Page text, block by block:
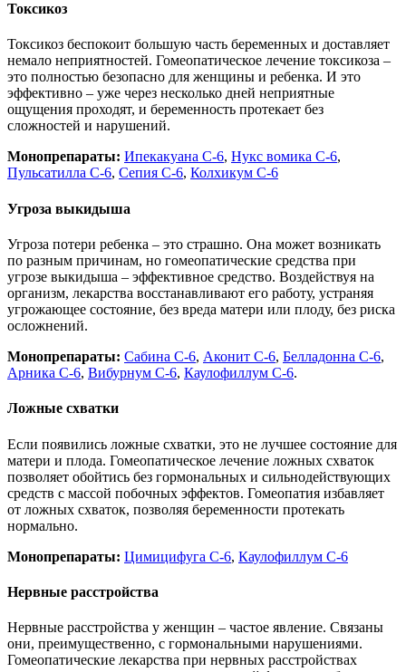
Токсикоз
Токсикоз беспокоит большую часть беременных и доставляет
немало неприятностей. Гомеопатическое лечение токсикоза –
это полностью безопасно для женщины и ребенка. И это
эффективно – уже через несколько дней неприятные
ощущения проходят, и беременность протекает без
сложностей и нарушений.
Монопрепараты: Ипекакуана С-6, Нукс вомика С-6,
Пульсатилла С-6, Сепия С-6, Колхикум С-6
Угроза выкидыша
Угроза потери ребенка – это страшно. Она может возникать
по разным причинам, но гомеопатические средства при
угрозе выкидыша – эффективное средство. Воздействуя на
организм, лекарства восстанавливают его работу, устраняя
угрожающее состояние, без вреда матери или плоду, без риска
осложнений.
Монопрепараты: Сабина С-6, Аконит С-6, Белладонна С-6,
Арника С-6, Вибурнум С-6, Каулофиллум С-6.
Ложные схватки
Если появились ложные схватки, это не лучшее состояние для
матери и плода. Гомеопатическое лечение ложных схваток
позволяет обойтись без гормональных и сильнодействующих
средств с массой побочных эффектов. Гомеопатия избавляет
от ложных схваток, позволяя беременности протекать
нормально.
Монопрепараты: Цимицифуга С-6, Каулофиллум С-6
Нервные расстройства
Нервные расстройства у женщин – частое явление. Связаны
они, преимущественно, с гормональными нарушениями.
Гомеопатические лекарства при нервных расстройствах